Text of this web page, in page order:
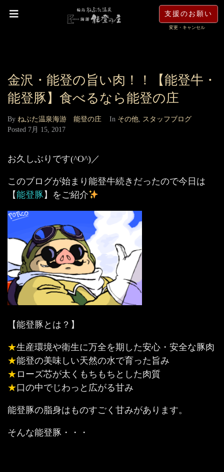
支援のお願い
変更・キャンセル
金沢・能登の旨い肉！！【能登牛・
能登豚】食べるなら能登の庄
By ねぶた温泉海游 能登の庄 In その他, スタッフブログ
Posted 7月 15, 2017
お久しぶりです(^O^)／
このブログが始まり能登牛続きだったので今日は
【能登豚 】をご紹介
【能登豚とは？】
★生産環境や衛生に万全を期した安心・安全な豚肉
★能登の美味しい天然の水で育った旨み
★ ローズ芯が太くもちもちとした肉質
★口の中でじわっと広がる甘み
能登豚の脂身はものすごく甘みがあります。
そんな能登豚・・・